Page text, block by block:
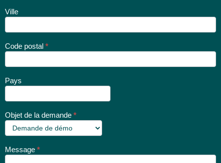
Ville
Code postal *
Pays
Objet de la demande *
Message *